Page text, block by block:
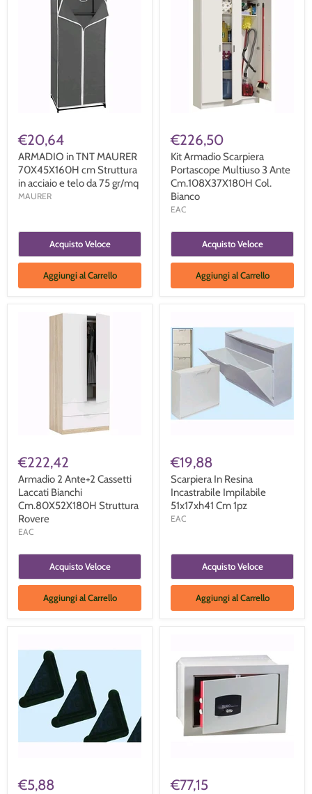
€20,64
ARMADIO in TNT MAURER
70X45X160H cm Struttura
in acciaio e telo da 75 gr/mq
MAURER
Acquisto Veloce
Aggiungi al Carrello
€226,50
Kit Armadio Scarpiera
Portascope Multiuso 3 Ante
Cm.108X37X180H Col.
Bianco
EAC
Acquisto Veloce
Aggiungi al Carrello
€222,42
Armadio 2 Ante+2 Cassetti
Laccati Bianchi
Cm.80X52X180H Struttura
Rovere
EAC
Acquisto Veloce
Aggiungi al Carrello
€19,88
Scarpiera In Resina
Incastrabile Impilabile
51x17xh41 Cm 1pz
EAC
Acquisto Veloce
Aggiungi al Carrello
€5,88 €77,15